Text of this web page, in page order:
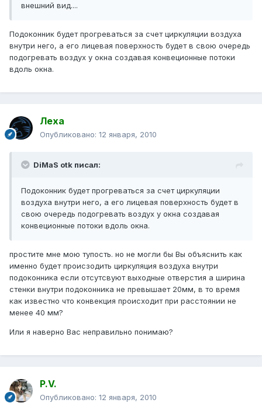
внешний вид....
Подоконник будет прогреваться за счет циркуляции воздуха
внутри него, а его лицевая поверхность будет в свою очередь
подогревать воздух у окна создавая конвеционные потоки
вдоль окна.
Леха
Опубликовано: 12 января, 2010
DiMaS otk писал:
Подоконник будет прогреваться за счет циркуляции
воздуха внутри него, а его лицевая поверхность будет в
свою очередь подогревать воздух у окна создавая
конвеционные потоки вдоль окна.
простите мне мою тупость. но не могли бы Вы объяснить как
именно будет происзодить циркуляция воздуха внутри
подоконника если отсутсвуют выходные отверстия а ширина
стенки внутри подоконника не превышает 20мм, в то время
как известно что конвекция происходит при расстоянии не
менее 40 мм?
Или я наверно Вас неправильно понимаю?
P.V.
Опубликовано: 12 января, 2010